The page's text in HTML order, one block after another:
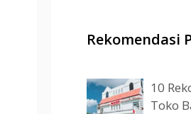
Rekomendasi
10
Toko